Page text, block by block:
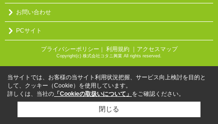
お問い合わせ
PCサイト
プライバシーポリシー 利用規約 ｜アクセスマップ
Copyright(c) 株式会社コタニ興業 All rights reserved.
当サイトでは、お客様の当サイト利用状況把握、サービス向上検討を目的と
して、クッキー（Cookie）を使用しています。
詳しくは、当社の 「Cookieの取扱いについて」 をご確認ください。
閉じる